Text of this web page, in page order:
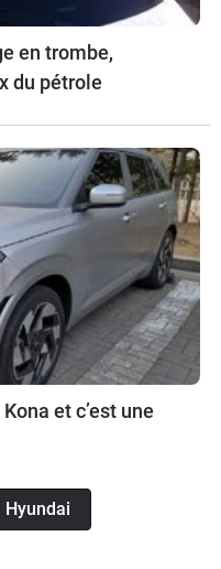
en trombe,
du pétrole
et c’est une
Hyundai